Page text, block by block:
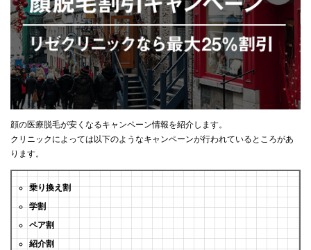
顔の医療脱毛が安くなるキャンペーン情報を紹介します。
クリニックによっては以下のようなキャンペーンが行われているところがあ
ります。
乗り換え割
学割
ペア割
紹介割